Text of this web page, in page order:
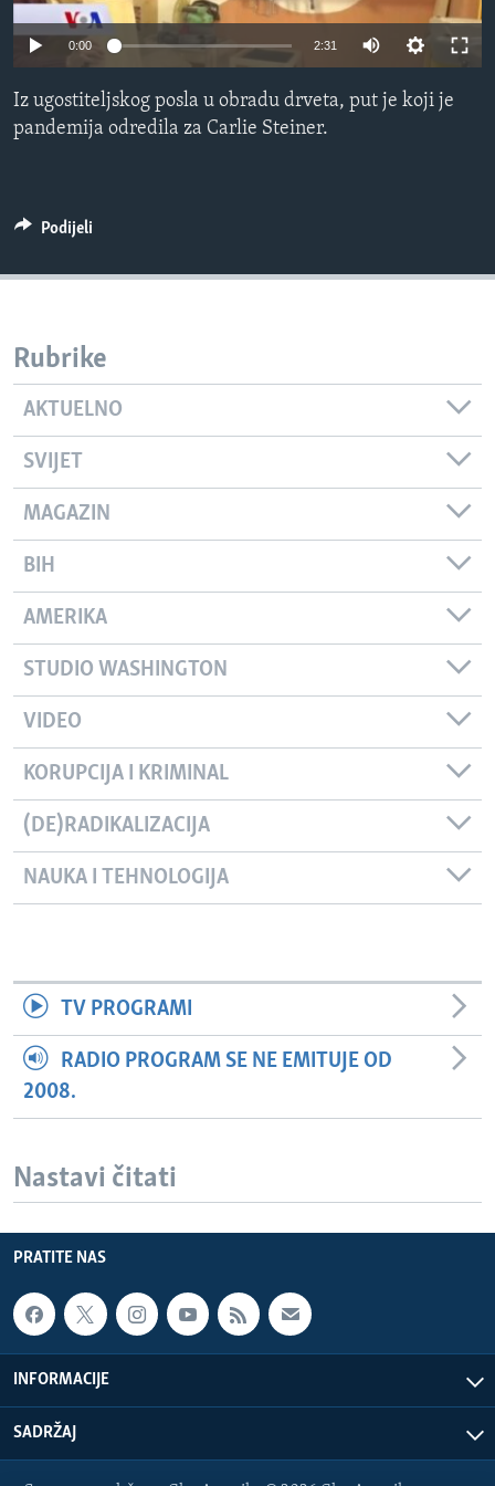
MAGAZIN
O GLASU AMERIKE
Learning English
Jezici
0:00 2:31
Iz ugostiteljskog posla u obradu drveta, put je koji je
pandemija odredila za Carlie Steiner.
Podijeli
Rubrike
AKTUELNO
SVIJET
MAGAZIN
BIH
AMERIKA
STUDIO WASHINGTON
VIDEO
KORUPCIJA I KRIMINAL
(DE)RADIKALIZACIJA
NAUKA I TEHNOLOGIJA
TV PROGRAMI
RADIO PROGRAM SE NE EMITUJE OD
2008.
Nastavi čitati
PRATITE NAS
INFORMACIJE
SADRŽAJ